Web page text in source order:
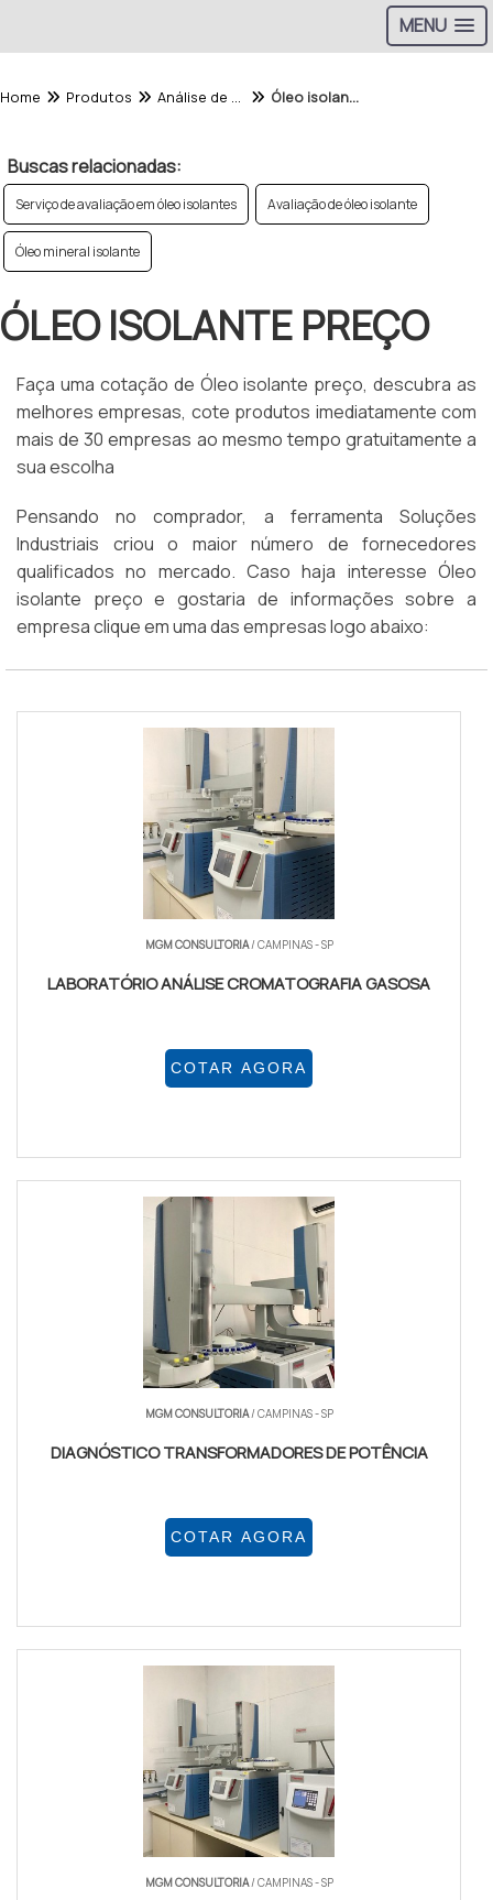
MENU
Home Produtos Análise de Óleo - Categoria Óleo isolante preço
Buscas relacionadas:
Serviço de avaliação em óleo isolantes Avaliação de óleo isolante
Óleo mineral isolante
ÓLEO ISOLANTE PREÇO
Faça uma cotação de Óleo isolante preço, descubra as
melhores empresas, cote produtos imediatamente com
mais de 30 empresas ao mesmo tempo gratuitamente a
sua escolha
Pensando no comprador, a ferramenta Soluções
Industriais criou o maior número de fornecedores
qualificados no mercado. Caso haja interesse Óleo
isolante preço e gostaria de informações sobre a
empresa clique em uma das empresas logo abaixo:
MGM CONSULTORIA/ CAMPINAS - SP
LABORATÓRIO ANÁLISE CROMATOGRAFIA GASOSA
COTAR AGORA
MGM CONSULTORIA/ CAMPINAS - SP
DIAGNÓSTICO TRANSFORMADORES DE POTÊNCIA
COTAR AGORA
MGM CONSULTORIA/ CAMPINAS - SP